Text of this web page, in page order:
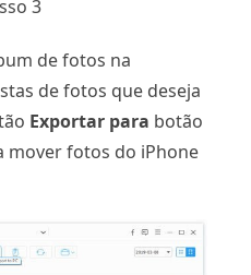
3
de fotos na
de fotos que deseja
Exportar para botão
mover fotos do iPhone